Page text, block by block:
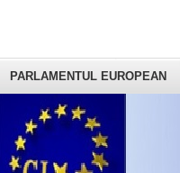
PARLAMENTUL EUROPEAN